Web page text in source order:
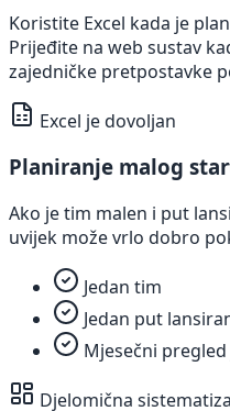
Koristite Excel kada je
Prijeđite na web sustav
zajedničke pretpostavke
Excel je dovoljan
Planiranje malog
Ako je tim malen i put
uvijek može vrlo dobro
Jedan tim
Jedan put
Mjesečni
Djelomična